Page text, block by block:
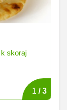
skoraj
1 /3